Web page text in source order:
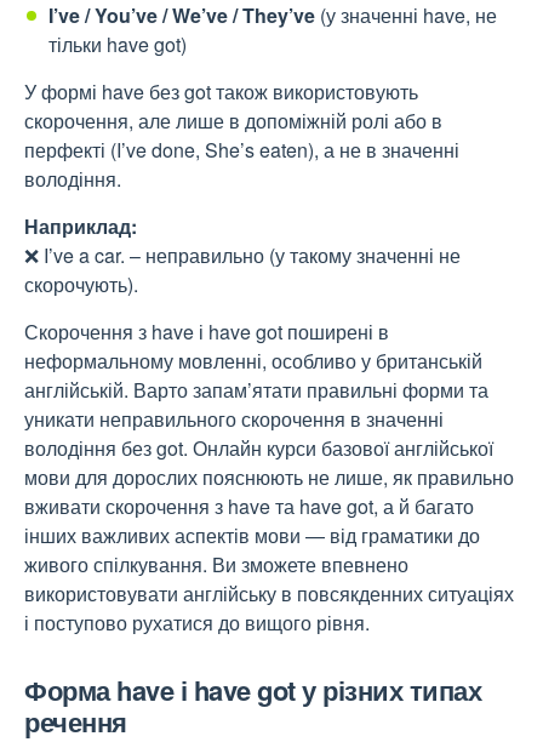
I’ve / You’ve / We’ve / They’ve (у значенні have, не
тільки have got)
У формі have без got також використовують
скорочення, але лише в допоміжній ролі або в
перфекті (I’ve done, She’s eaten), а не в значенні
володіння.
Наприклад:
❌ I’ve a car. – неправильно (у такому значенні не
скорочують).
Скорочення з have і have got поширені в
неформальному мовленні, особливо у британській
англійській. Варто запам’ятати правильні форми та
уникати неправильного скорочення в значенні
володіння без got. Онлайн курси базової англійської
мови для дорослих пояснюють не лише, як правильно
вживати скорочення з have та have got, а й багато
інших важливих аспектів мови — від граматики до
живого спілкування. Ви зможете впевнено
використовувати англійську в повсякденних ситуаціях
і поступово рухатися до вищого рівня.
Форма have і have got у різних типах
речення